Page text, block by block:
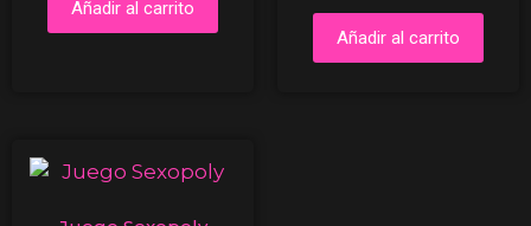
Añadir al carrito
Añadir al carrito